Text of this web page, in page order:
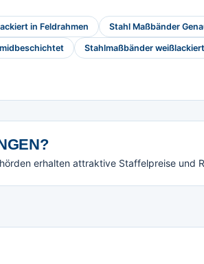
in Feldrahmen Stahl Maßbänder
Stahlmaßbänder weißlackiert
erhalten attraktive Staffelpreise und